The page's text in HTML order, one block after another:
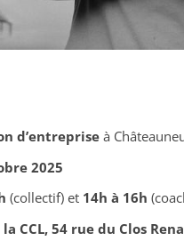
d’entrepriseà
2025
(collectif) et 14h à 16h
la CCL, 54 rue du Clos